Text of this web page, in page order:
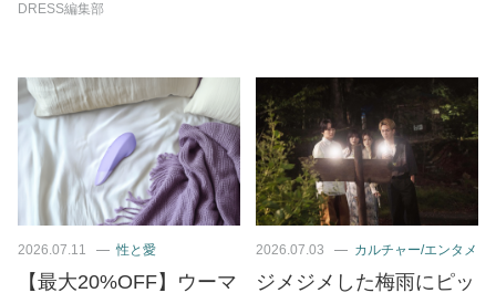
DRESS編集部
2026.07.11 性と愛
【最大20%OFF】ウーマ
2026.07.03 カルチャー/エンタメ
ジメジメした梅雨にピッ